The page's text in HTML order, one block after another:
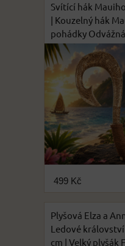
Svítící hák
| Kouzelný hák
pohádky
499 Kč
Plyšová Elza a
Ledové království
cm | Velký plyšák